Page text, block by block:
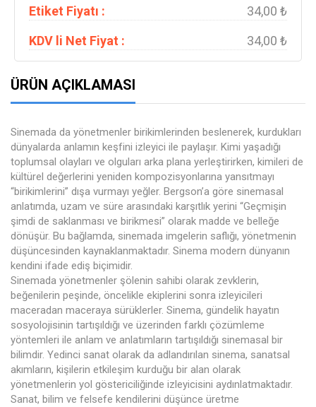
Etiket Fiyatı :
34,00 ₺
KDV li Net Fiyat :
34,00 ₺
ÜRÜN AÇIKLAMASI
Sinemada da yönetmenler birikimlerinden beslenerek, kurdukları
dünyalarda anlamın keşfini izleyici ile paylaşır. Kimi yaşadığı
toplumsal olayları ve olguları arka plana yerleştirirken, kimileri de
kültürel değerlerini yeniden kompozisyonlarına yansıtmayı
“birikimlerini” dışa vurmayı yeğler. Bergson’a göre sinemasal
anlatımda, uzam ve süre arasındaki karşıtlık yerini “Geçmişin
şimdi de saklanması ve birikmesi” olarak madde ve belleğe
dönüşür. Bu bağlamda, sinemada imgelerin saflığı, yönetmenin
düşüncesinden kaynaklanmaktadır. Sinema modern dünyanın
kendini ifade ediş biçimidir.
Sinemada yönetmenler şölenin sahibi olarak zevklerin,
beğenilerin peşinde, öncelikle ekiplerini sonra izleyicileri
maceradan maceraya sürüklerler. Sinema, gündelik hayatın
sosyolojisinin tartışıldığı ve üzerinden farklı çözümleme
yöntemleri ile anlam ve anlatımların tartışıldığı sinemasal bir
bilimdir. Yedinci sanat olarak da adlandırılan sinema, sanatsal
akımların, kişilerin etkileşim kurduğu bir alan olarak
yönetmenlerin yol göstericiliğinde izleyicisini aydınlatmaktadır.
Sanat, bilim ve felsefe kendilerini düşünce üretme